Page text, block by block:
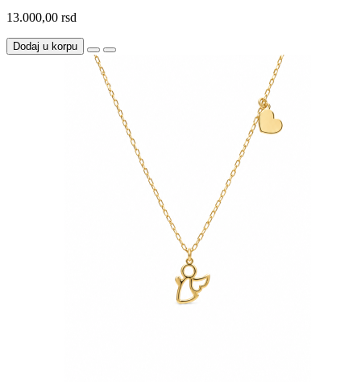
13.000,00 rsd
Dodaj u korpu